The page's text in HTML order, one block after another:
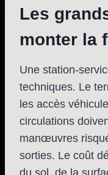
Les
monter la
Une station-
techniques. Le
les accès
circulations
manœuvres
sorties. Le coût
du sol, de la